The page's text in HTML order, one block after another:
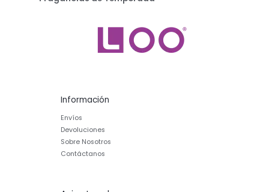
Información
Envíos
Devoluciones
Sobre Nosotros
Contáctanos